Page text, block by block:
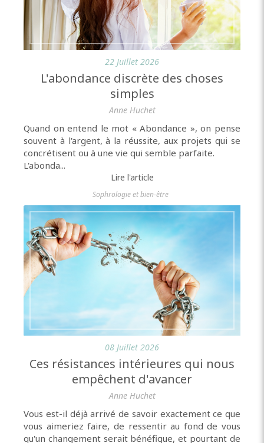
22 Juillet 2026
L'abondance discrète des choses
simples
Anne Huchet
Quand on entend le mot « Abondance », on pense
souvent à l'argent, à la réussite, aux projets qui se
concrétisent ou à une vie qui semble parfaite.
L'abonda...
Lire l'article
Sophrologie et bien-être
08 Juillet 2026
Ces résistances intérieures qui nous
empêchent d'avancer
Anne Huchet
Vous est-il déjà arrivé de savoir exactement ce que
vous aimeriez faire, de ressentir au fond de vous
qu'un changement serait bénéfique, et pourtant de